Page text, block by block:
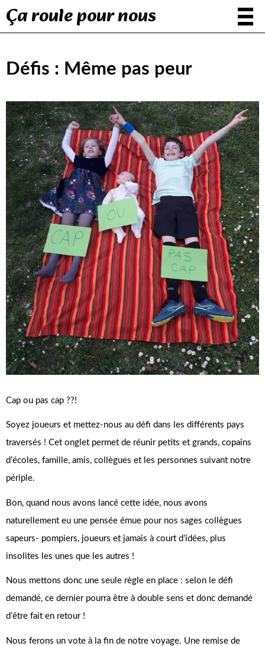
Ça roule pour nous
Défis : Même pas peur
Cap ou pas cap ??!
Soyez joueurs et mettez-nous au défi dans les différents pays
traversés ! Cet onglet permet de réunir petits et grands, copains
d’écoles, famille, amis, collègues et les personnes suivant notre
périple.
Bon, quand nous avons lancé cette idée, nous avons
naturellement eu une pensée émue pour nos sages collègues
sapeurs- pompiers, joueurs et jamais à court d’idées, plus
insolites les unes que les autres !
Nous mettons donc une seule règle en place : selon le défi
demandé, ce dernier pourra être à double sens et donc demandé
d’être fait en retour !
Nous ferons un vote à la fin de notre voyage. Une remise de